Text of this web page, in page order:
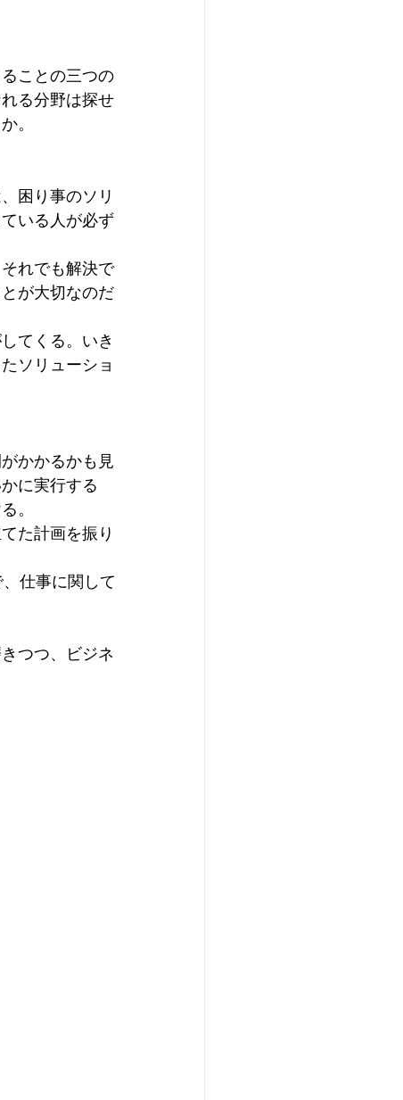
ことの三つの
る分野は探せ
。
困り事のソリ
いる人が必ず
れでも解決で
が大切なのだ
てくる。いき
ソリューショ
かかるかも見
に実行する
。
た計画を振り
仕事に関して
つつ、ビジネ